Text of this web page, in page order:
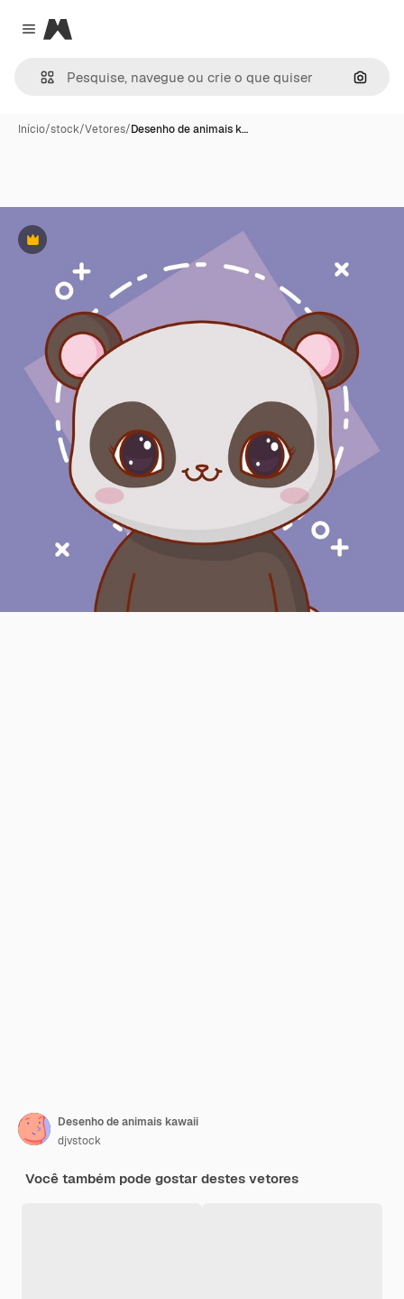
Close menu
Magnific
Início/stock/Vetores/Desenho de animais k…
Premium
Desenho de animais kawaii
djvstock
Você também pode gostar destes vetores